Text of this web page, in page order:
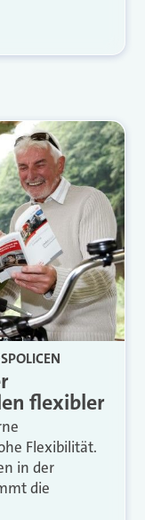
flexibler
Flexibilität.
in der
die